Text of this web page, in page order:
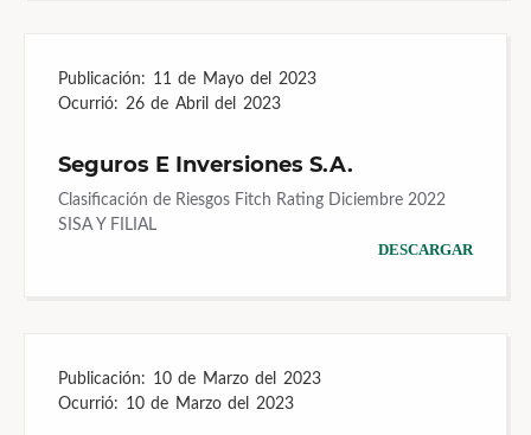
Publicación: 11 de Mayo del 2023
Ocurrió: 26 de Abril del 2023
Seguros E Inversiones S.A.
Clasificación de Riesgos Fitch Rating Diciembre 2022
SISA Y FILIAL
DESCARGAR
Publicación: 10 de Marzo del 2023
Ocurrió: 10 de Marzo del 2023